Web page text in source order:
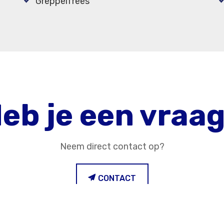
je een
Neem direct contact op?
CONTACT